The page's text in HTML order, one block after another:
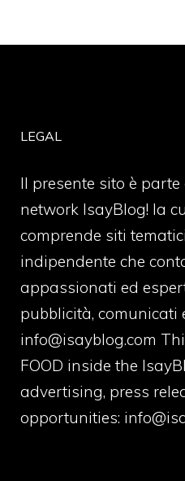
LEGAL
Il presente sito è parte
network IsayBlog! la
comprende siti
indipendente che
appassionati ed
pubblicità, comunicati
info@isayblog.com
FOOD inside the
advertising, press
opportunities: